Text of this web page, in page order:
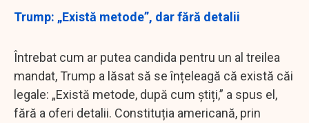
Trump: „Există metode”, dar fără detalii
Întrebat cum ar putea candida pentru un al treilea
mandat, Trump a lăsat să se înțeleagă că există căi
legale: „Există metode, după cum știți,” a spus el,
fără a oferi detalii. Constituția americană, prin